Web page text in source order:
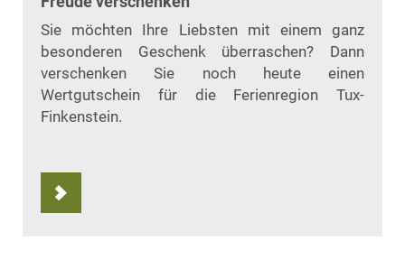
Sie möchten Ihre Liebsten mit einem ganz
besonderen Geschenk überraschen? Dann
verschenken Sie noch heute einen
Wertgutschein für die Ferienregion Tux-
Finkenstein.